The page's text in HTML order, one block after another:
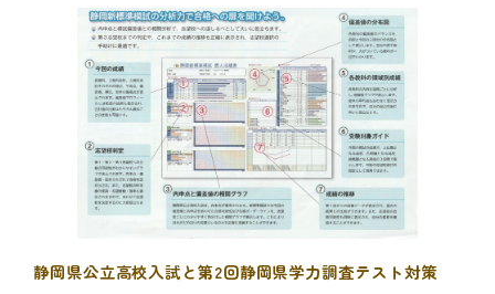
静岡県公立高校入試と第2回静岡県学力調査テスト対策